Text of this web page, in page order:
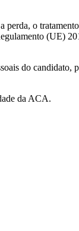
perda, o
(UE)
do candidato,
da ACA.